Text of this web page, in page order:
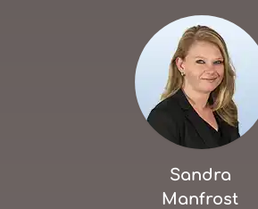
Sandra
Manfrost